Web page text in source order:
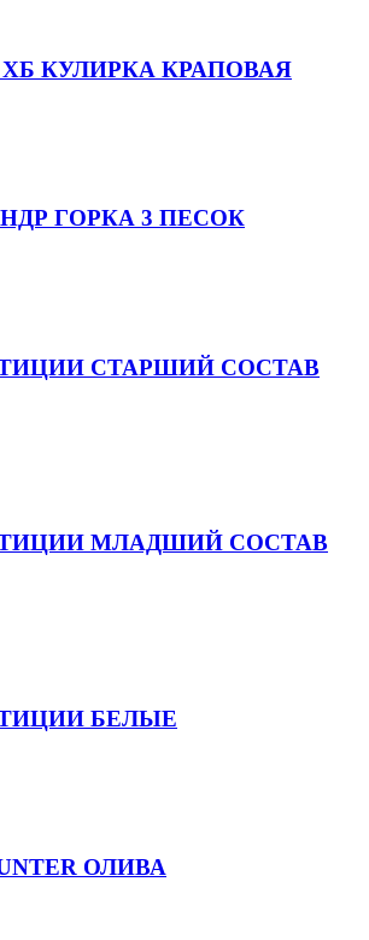
КУЛИРКА КРАПОВАЯ
ГОРКА 3 ПЕСОК
СТАРШИЙ СОСТАВ
МЛАДШИЙ СОСТАВ
БЕЛЫЕ
ОЛИВА